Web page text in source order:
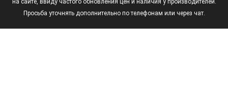
на сайте, ввиду частого обновления цен и наличия у производителей.
Просьба уточнять дополнительно по телефонам или через чат.